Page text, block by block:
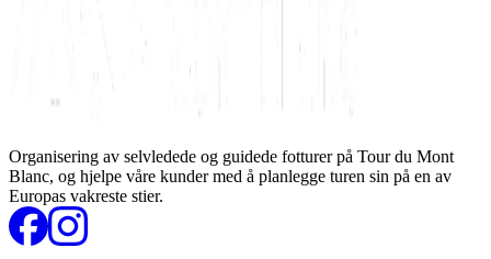
Organisering av selvledede og guidede fotturer på Tour du Mont
Blanc, og hjelpe våre kunder med å planlegge turen sin på en av
Europas vakreste stier.